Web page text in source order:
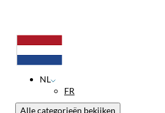
NL
FR
Alle categorieën bekijken